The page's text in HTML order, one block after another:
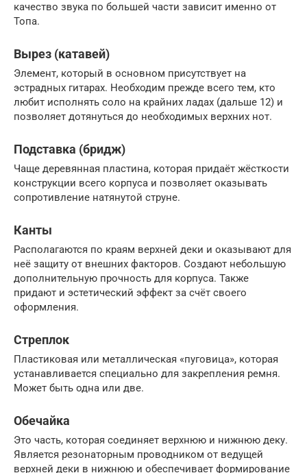
качество звука по большей части зависит именно от
Топа.
Вырез (катавей)
Элемент, который в основном присутствует на
эстрадных гитарах. Необходим прежде всего тем, кто
любит исполнять соло на крайних ладах (дальше 12) и
позволяет дотянуться до необходимых верхних нот.
Подставка (бридж)
Чаще деревянная пластина, которая придаёт жёсткости
конструкции всего корпуса и позволяет оказывать
сопротивление натянутой струне.
Канты
Располагаются по краям верхней деки и оказывают для
неё защиту от внешних факторов. Создают небольшую
дополнительную прочность для корпуса. Также
придают и эстетический эффект за счёт своего
оформления.
Стреплок
Пластиковая или металлическая «пуговица», которая
устанавливается специально для закрепления ремня.
Может быть одна или две.
Обечайка
Это часть, которая соединяет верхнюю и нижнюю деку.
Является резонаторным проводником от ведущей
верхней деки в нижнюю и обеспечивает формирование